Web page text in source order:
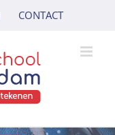
CONTACT